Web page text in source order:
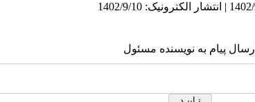
ارسال پیام به نویسنده مسئول